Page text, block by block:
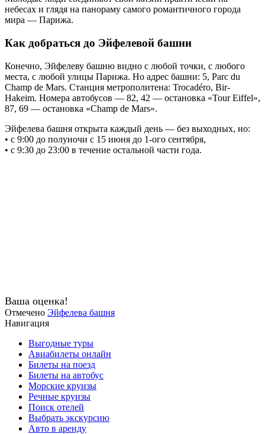
небесах и глядя на панораму самого романтичного города
мира — Парижа.
Как добраться до Эйфелевой башни
Конечно, Эйфелеву башню видно с любой точки, с любого
места, с любой улицы Парижа. Но адрес башни: 5, Parc du
Champ de Mars. Станция метрополитена: Trocadéro, Bir-
Hakeim. Номера автобусов — 82, 42 — остановка «Tour Eiffel»,
87, 69 — остановка «Champ de Mars».
Эйфелева башня открыта каждый день — без выходных, но:
• с 9:00 до полуночи с 15 июня до 1-ого сентября,
• с 9:30 до 23:00 в течение остальной части года.
Ваша оценка!
Отмечено Эйфелева башня
Навигация
Выгодные туры
Авиабилеты онлайн
Билеты на поезд
Билеты на автобус
Морские круизы
Речные круизы
Поиск отелей
Выбрать экскурсию
Авто в аренду